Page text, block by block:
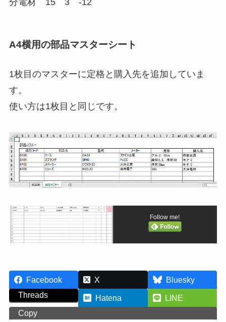
A4横用の部品マスターシート
1枚目のマスターに定格と購入先を追加していま
す。
使い方は1枚目と同じです。
Follow me!
Facebook X
Bluesky
Threads
Hatena
LINE
Copy